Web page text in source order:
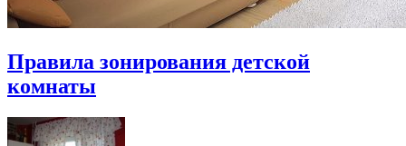
Правила зонирования детской
комнаты